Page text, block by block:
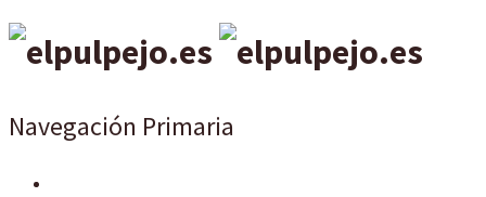
Navegación Primaria